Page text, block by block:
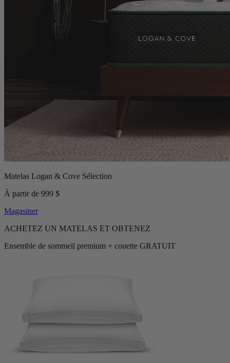
Matelas Logan & Cove Sélection
À partir de 999 $
Magasiner
ACHETEZ UN MATELAS ET OBTENEZ
Ensemble de sommeil premium + couette GRATUIT